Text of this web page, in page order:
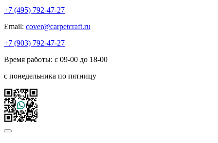
+7 (495) 792-47-27
Email: cover@carpetcraft.ru
+7 (903) 792-47-27
Время работы: с 09-00 до 18-00
с понедельника по пятницу